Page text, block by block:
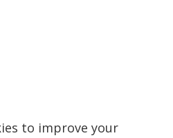
to improve your